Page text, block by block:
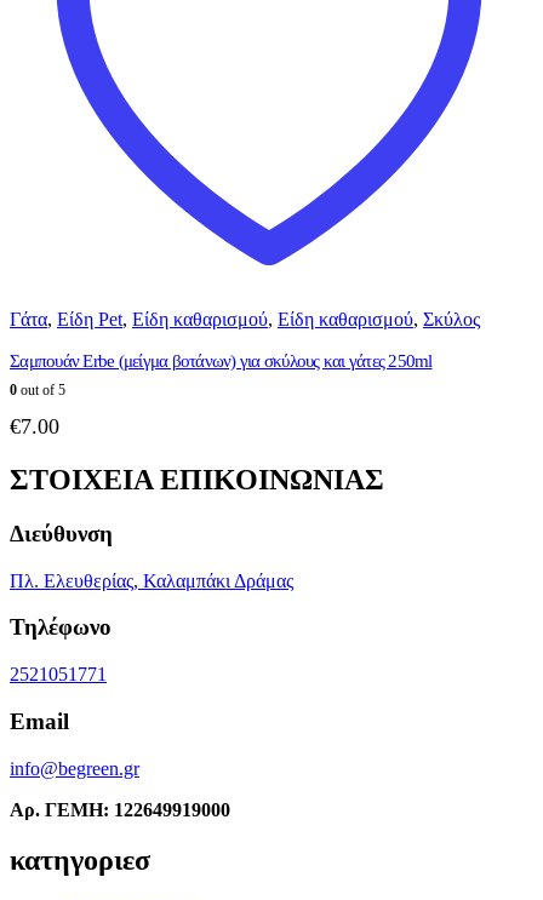
Γάτα, Είδη Pet, Είδη καθαρισμού, Είδη καθαρισμού, Σκύλος
Σαμπουάν Erbe (μείγμα βοτάνων) για σκύλους και γάτες 250ml
0 out of 5
€7.00
ΣΤΟΙΧΕΙΑ ΕΠΙΚΟΙΝΩΝΙΑΣ
Διεύθυνση
Πλ. Ελευθερίας, Καλαμπάκι Δράμας
Τηλέφωνο
2521051771
Email
info@begreen.gr
Αρ. ΓΕΜΗ: 122649919000
κατηγοριεσ